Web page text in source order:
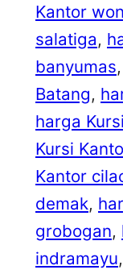
Kantor
salatiga,
banyumas,
Batang,
harga
Kursi
Kantor
demak,
grobogan,
indramayu,